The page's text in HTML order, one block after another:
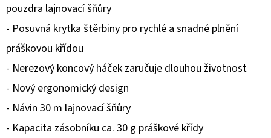
pouzdra lajnovací šňůry
- Posuvná krytka štěrbiny pro rychlé a snadné plnění
práškovou křídou
- Nerezový koncový háček zaručuje dlouhou životnost
- Nový ergonomický design
- Návin 30 m lajnovací šňůry
- Kapacita zásobníku ca. 30 g práškové křídy
SOPHIE
LA
GIRAFE
SOPHIE
LA
GIRAFE,
TESTER
26
Kč